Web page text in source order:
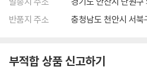
백 투 더 치킨
치킨마요랑깨
반으로 요리 연구가 문인영 씨가 조리 분
송 중에는 게스트의 입맛을 반영해 지나
맞는 음식’으로 만드는 데 주력했다. 이
를 가감하다 보면 나만의 레시피를 완성
반품지 주소
충청남도 천안시 서
부적합 상품 신고하기